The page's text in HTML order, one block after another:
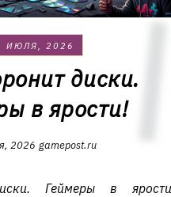
ИЮЛЯ, 2026
диски.
в ярости!
2026 gamepost.ru
Геймеры в